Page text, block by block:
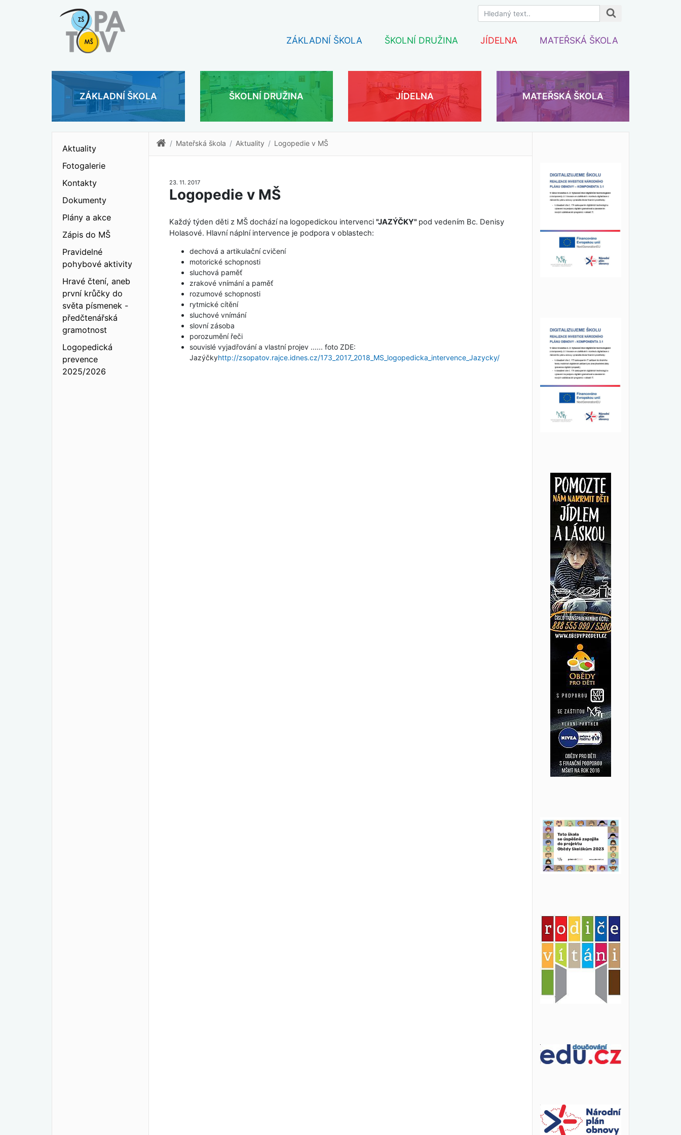
ZÁKLADNÍ ŠKOLA ŠKOLNÍ DRUŽINA JÍDELNA MATEŘSKÁ ŠKOLA
ZÁKLADNÍ ŠKOLA ŠKOLNÍ DRUŽINA JÍDELNA MATEŘSKÁ ŠKOLA
Aktuality
Fotogalerie
Kontakty
Dokumenty
Plány a akce
Zápis do MŠ
Pravidelné
pohybové aktivity
Hravé čtení, aneb
první krůčky do
světa písmenek -
předčtenářská
gramotnost
Logopedická
prevence
2025/2026
Mateřská škola Aktuality Logopedie v MŠ
23. 11. 2017
Logopedie v MŠ
Každý týden děti z MŠ dochází na logopedickou intervenci "JAZÝČKY" pod vedením Bc. Denisy
Holasové. Hlavní náplní intervence je podpora v oblastech:
dechová a artikulační cvičení
motorické schopnosti
sluchová paměť
zrakové vnímání a paměť
rozumové schopnosti
rytmické cítění
sluchové vnímání
slovní zásoba
porozumění řeči
souvislé vyjadřování a vlastní projev ...... foto ZDE:
Jazýčkyhttp://zsopatov.rajce.idnes.cz/173_2017_2018_MS_logopedicka_intervence_Jazycky/